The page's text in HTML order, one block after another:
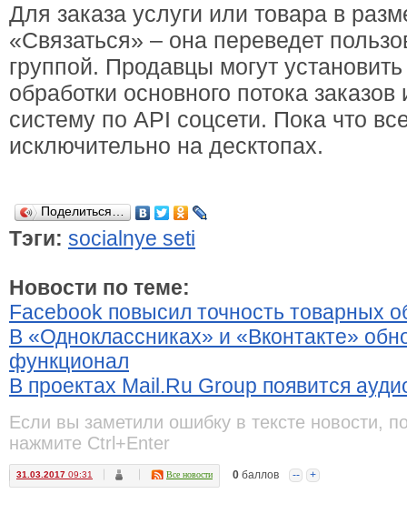
Для заказа услуги или товара в
«Связаться» – она переведет
группой. Продавцы могут
обработки основного потока
систему по API соцсети. Пока что
исключительно на десктопах.
Поделиться…
Тэги: socialnye seti
Новости по теме:
Facebook повысил точность товарных
В «Одноклассниках» и «Вконтакте»
функционал
В проектах Mail.Ru Group появится
Если вы заметили ошибку в тексте новости,
нажмите Ctrl+Enter
31.03.2017 09:31 Все новости 0 баллов -- +